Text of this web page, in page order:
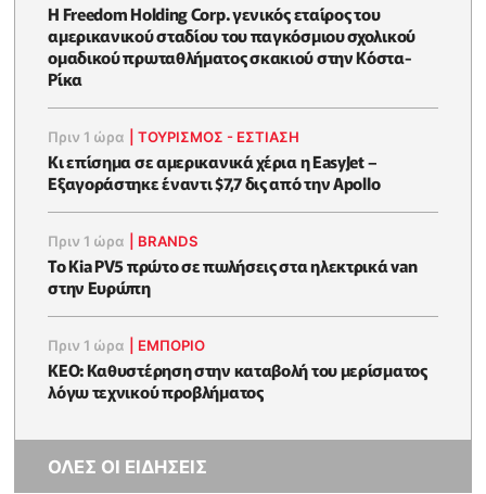
Η Freedom Holding Corp. γενικός εταίρος του
αμερικανικού σταδίου του παγκόσμιου σχολικού
ομαδικού πρωταθλήματος σκακιού στην Κόστα-
Ρίκα
Πριν 1 ώρα |ΤΟΥΡΙΣΜΟΣ - ΕΣΤΙΑΣΗ
Κι επίσημα σε αμερικανικά χέρια η EasyJet –
Εξαγοράστηκε έναντι $7,7 δις από την Apollo
Πριν 1 ώρα BRANDS
Το Kia PV5 πρώτο σε πωλήσεις στα ηλεκτρικά van
στην Ευρώπη
Πριν 1 ώρα ΕΜΠΟΡΙΟ
KEO: Καθυστέρηση στην καταβολή του μερίσματος
λόγω τεχνικού προβλήματος
ΟΛΕΣ ΟΙ ΕΙΔΗΣΕΙΣ